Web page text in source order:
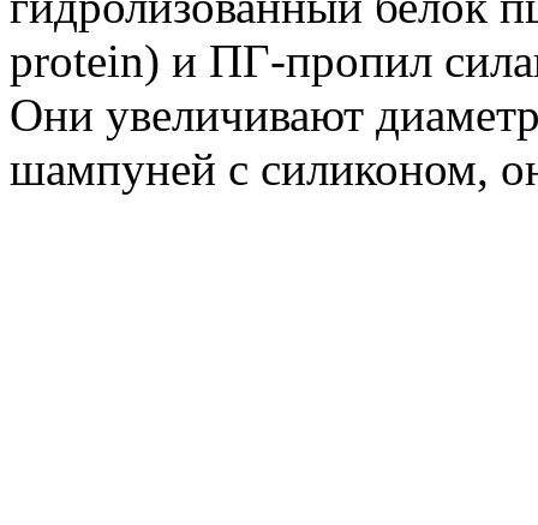
protein) и ПГ-пропил
Они увеличивают
шампуней с силиконом,